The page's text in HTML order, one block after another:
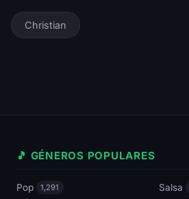
Christian
🎵 GÉNEROS POPULARES
Pop 1,291 Salsa